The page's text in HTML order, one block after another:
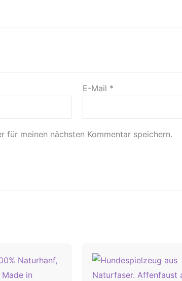
E-Mail *
für meinen nächsten Kommentar speichern.